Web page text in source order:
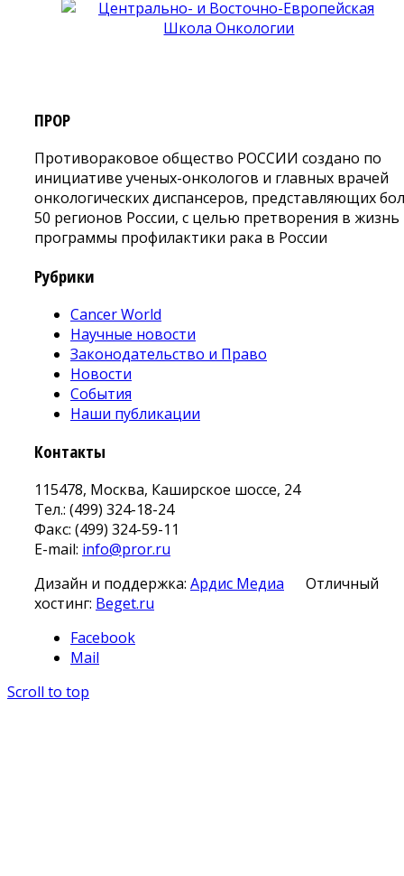
ПРОР
Противораковое общество РОССИИ создано по
инициативе ученых-онкологов и главных врачей
онкологических диспансеров, представляющих
50 регионов России, с целью претворения в жизнь
программы профилактики рака в России
Рубрики
Cancer World
Научные новости
Законодательство и Право
Новости
События
Наши публикации
Контакты
115478, Москва, Каширское шоссе, 24
Тел.: (499) 324-18-24
Факс: (499) 324-59-11
E-mail: info@pror.ru
Дизайн и поддержка: Ардис Медиа
Отличный
хостинг: Beget.ru
Facebook
Mail
Scroll to top